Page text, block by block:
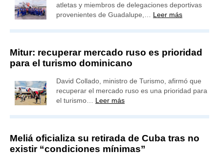
atletas y miembros de delegaciones deportivas
provenientes de Guadalupe,… Leer más
Mitur: recuperar mercado ruso es prioridad
para el turismo dominicano
David Collado, ministro de Turismo, afirmó que
recuperar el mercado ruso es una prioridad para
el turismo… Leer más
Meliá oficializa su retirada de Cuba tras no
existir “condiciones mínimas”